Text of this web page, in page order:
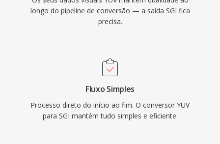
longo do pipeline de conversão — a saída SGI fica
precisa.
Fluxo Simples
Processo direto do início ao fim. O conversor YUV
para SGI mantém tudo simples e eficiente.